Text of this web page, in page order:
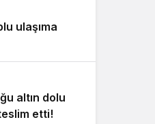
ulaşıma
altın dolu
etti!